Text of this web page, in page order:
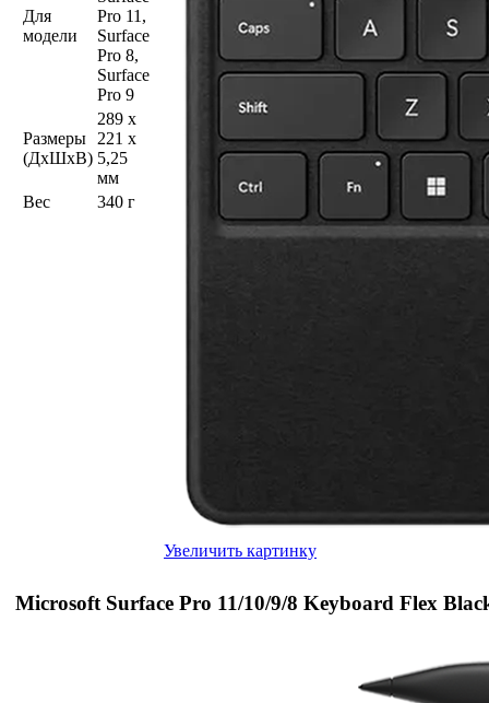
Для
модели
Pro 11,
Surface
Pro 8,
Surface
Pro 9
Размеры
(ДхШхВ)
289 x
221 x
5,25
мм
Вес
340 г
Увеличить картинку
Microsoft Surface Pro 11/10/9/8 Keyboard Flex